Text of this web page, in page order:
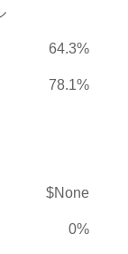
64.3%
78.1%
$None
0%